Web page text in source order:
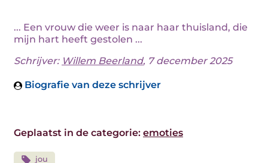
... Een vrouw die weer is naar haar thuisland, die
mijn hart heeft gestolen ...
Schrijver: Willem Beerland, 7 december 2025
Biografie van deze schrijver
Geplaatst in de categorie: emoties
jou